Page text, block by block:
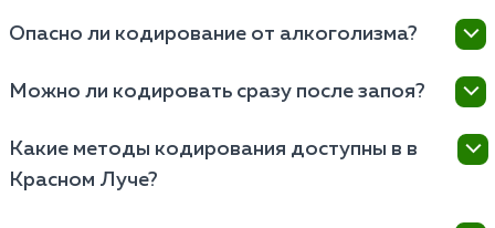
Опасно ли кодирование от алкоголизма?
считается относительно безопасной процедурой,
предварительной диагностики. Специалист
оценивает общее состояние здоровья, наличие
Можно ли кодировать сразу после запоя?
нельзя — это противоречит медицинским
стандартам и может быть опасно. Перед
Какие методы кодирования доступны в в
Красном Луче?